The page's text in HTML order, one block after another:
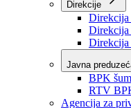
Direkcije
Direkcija
Direkcija
Javna